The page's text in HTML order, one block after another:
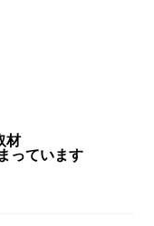
材
っています